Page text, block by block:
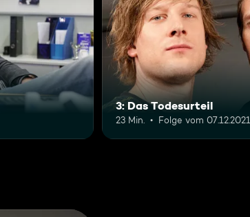
3: Das Todesurteil
23 Min. Folge vom 07.12.2021